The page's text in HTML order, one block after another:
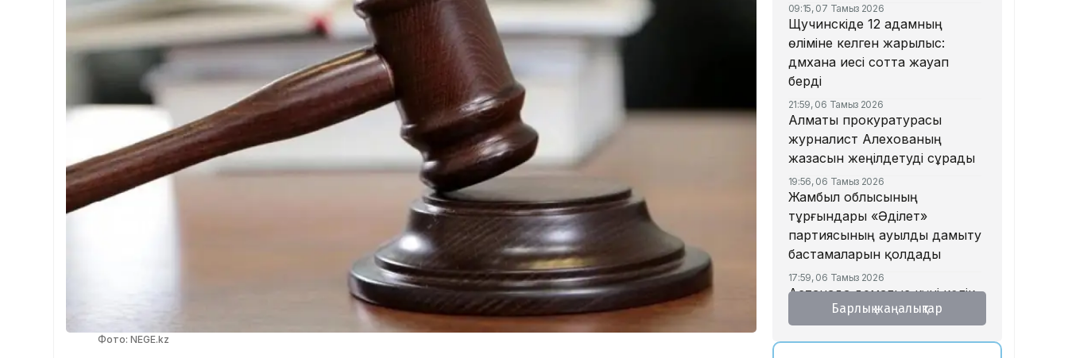
Фото: NEGE.kz
09:15, 07 Тамыз 2026
Щучинскіде 12 адамның
өліміне әкелген жарылыс:
дәмхана иесі сотта жауап
берді
21:59, 06 Тамыз 2026
Алматы прокуратурасы
журналист Алехованың
жазасын жеңілдетуді сұрады
19:56, 06 Тамыз 2026
Жамбыл облысының
тұрғындары «Әділет»
партиясының ауылды дамыту
бастамаларын қолдады
17:59, 06 Тамыз 2026
Астанада демалыс күні көлік
көп жүретін даңғылдардың
Барлық жаңалықтар